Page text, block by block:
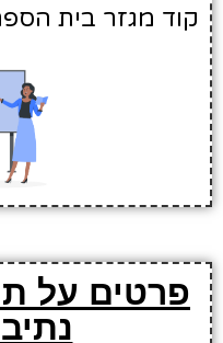
קוד מגזר בית
פרטים על